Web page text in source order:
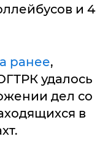
и 4
ранее,
удалось
дел со
в